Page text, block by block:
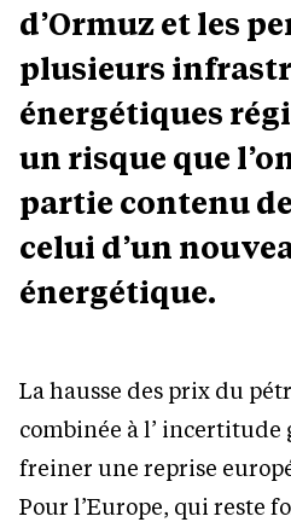
d’Ormuz et les
plusieurs
énergétiques
un risque que
partie contenu
celui d’un
énergétique.
La hausse des prix du
combinée à l’
freiner une reprise
Pour l’Europe, qui reste